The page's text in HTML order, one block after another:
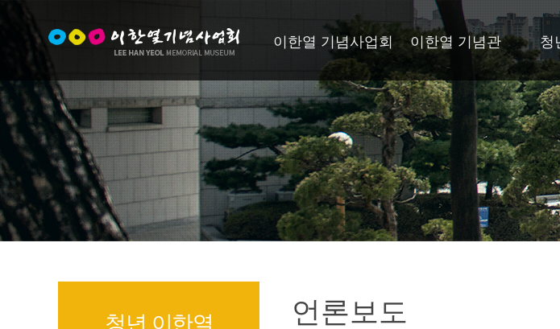
이한열 기념사업회 이한열 기념관 청
청년 이한열 언론보도